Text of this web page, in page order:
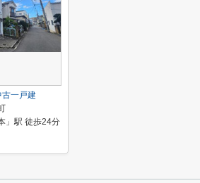
古一戸建
」駅 徒歩24分